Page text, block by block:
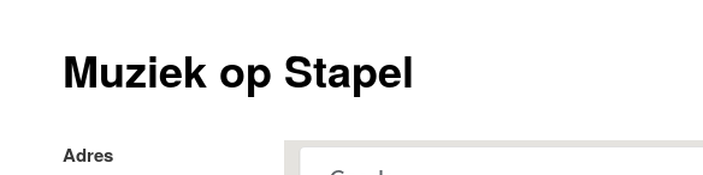
Muziek op Stapel
Adres